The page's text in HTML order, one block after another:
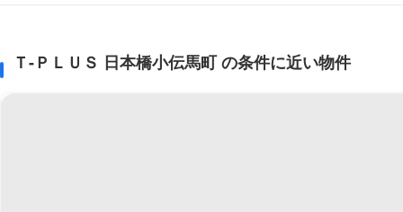
Ｔ-ＰＬＵＳ 日本橋小伝馬町 の条件に近い物件